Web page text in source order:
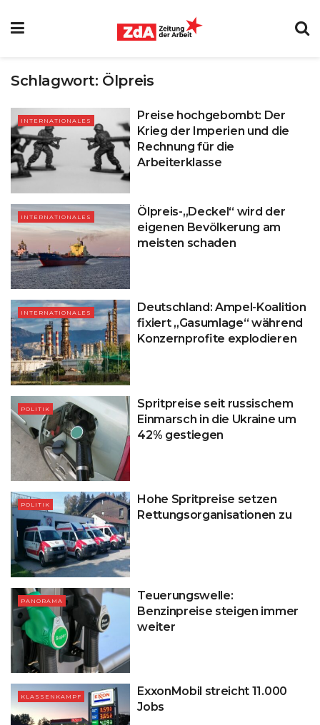
Schlagwort: Ölpreis
INTERNATIONALES
Preise hochgebombt: Der
Krieg der Imperien und die
Rechnung für die
Arbeiterklasse
INTERNATIONALES
Ölpreis-„Deckel“ wird der
eigenen Bevölkerung am
meisten schaden
INTERNATIONALES
Deutschland: Ampel-Koalition
fixiert „Gasumlage“ während
Konzernprofite explodieren
POLITIK
Spritpreise seit russischem
Einmarsch in die Ukraine um
42% gestiegen
POLITIK
Hohe Spritpreise setzen
Rettungsorganisationen zu
PANORAMA
Teuerungswelle:
Benzinpreise steigen immer
weiter
KLASSENKAMPF
ExxonMobil streicht 11.000
Jobs